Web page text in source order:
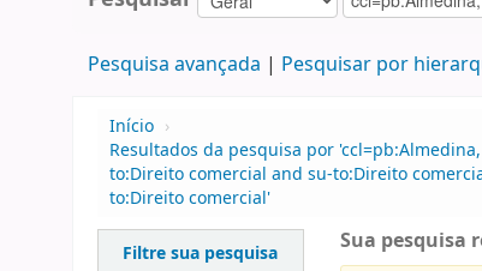
Pesquisa avançada Pesquisar por
Início ›
Resultados da pesquisa por
to:Direito comercial and su-to:Direito
to:Direito comercial'
Filtre sua pesquisa
Sua pesquisa